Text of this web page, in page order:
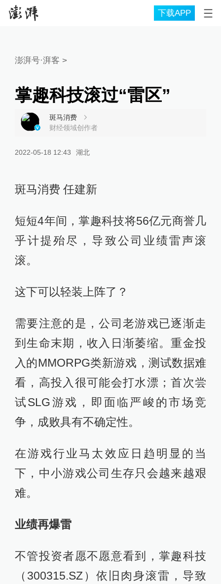
下载APP
澎湃号·湃客 >
掌趣科技滚过“雷区”
斑马消费
财经领域创作者
2022-05-18 12:43 湖北
斑马消费 任建新
短短4年间，掌趣科技将56亿元商誉几
乎计提殆尽，导致公司业绩雷声滚
滚。
这下可以轻装上阵了？
需要注意的是，公司老游戏已逐渐走
到生命末期，收入日渐萎缩。重金投
入的MMORPG类新游戏，测试数据难
看，高投入很可能会打水漂；首次尝
试SLG游戏，即面临严峻的市场竞
争，成败具有不确定性。
在游戏行业马太效应日趋明显的当
下，中小游戏公司生存只会越来越艰
难。
业绩再爆雷
不管投资者愿不愿意看到，掌趣科技
（300315.SZ）依旧肉身滚雷，导致